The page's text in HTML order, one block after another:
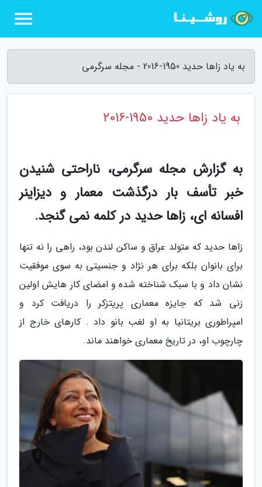
به یاد زاها حدید 1950-2016 - مجله سرگرمی
به یاد زاها حدید 1950-2016
به گزارش مجله سرگرمی، ناراحتی شنیدن
خبر تأسف بار درگذشت معمار و دیزاینر
افسانه ای، زاها حدید در کلمه نمی گنجد.
زاها حدید که متولد عراق و ساکن لندن بود، راهی را نه تنها
برای بانوان بلکه برای هر نژاد و جنسیتی به سوی موفقیت
نشان داد و با سبک شناخته شده و امضای کار هایش اولین
زنی شد که جایزه معماری پریتزکر را دریافت کرد و
امپراطوری بریتانیا به او لغب بانو داد . کارهای خارج از
چارچوب او، در تاریخ معماری خواهند ماند.